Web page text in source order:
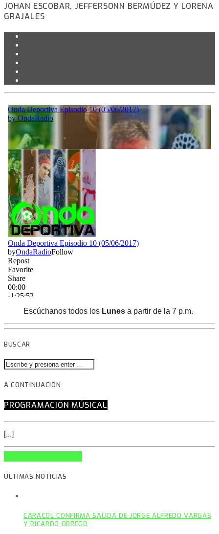
JOHAN ESCOBAR, JEFFERSONN BERMÚDEZ Y LORENA
GRAJALES
Escúchanos todos los Lunes a partir de la 7 p.m.
BUSCAR
A CONTINUACIÓN
PROGRAMACIÓN MÚSICAL
[...]
ÚLTIMAS NOTICIAS
CARACOL CONFIRMA SALIDA DE JORGE ALFREDO VARGAS
Y RICARDO ORREGO